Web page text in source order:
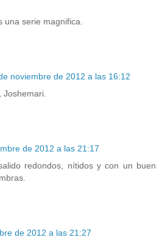
una serie magnifica.
noviembre de 2012 a las 16:12
Joshemari.
de 2012 a las 21:17
redondos, nítidos y con un buen
de 2012 a las 21:27